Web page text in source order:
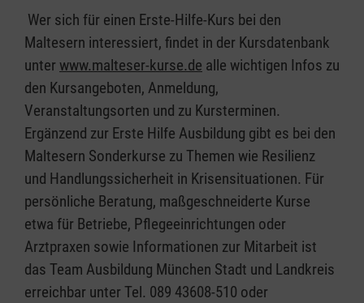
Wer sich für einen Erste-Hilfe-Kurs bei den
Maltesern interessiert, findet in der Kursdatenbank
unter www.malteser-kurse.de alle wichtigen Infos zu
den Kursangeboten, Anmeldung,
Veranstaltungsorten und zu Kursterminen.
Ergänzend zur Erste Hilfe Ausbildung gibt es bei den
Maltesern Sonderkurse zu Themen wie Resilienz
und Handlungssicherheit in Krisensituationen. Für
persönliche Beratung, maßgeschneiderte Kurse
etwa für Betriebe, Pflegeeinrichtungen oder
Arztpraxen sowie Informationen zur Mitarbeit ist
das Team Ausbildung München Stadt und Landkreis
erreichbar unter Tel. 089 43608-510 oder